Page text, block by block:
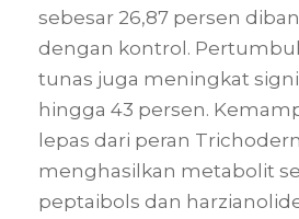
sebesar 26,87 persen
dengan kontrol.
tunas juga meningkat
hingga 43 persen.
lepas dari peran
menghasilkan metabolit
peptaibols dan